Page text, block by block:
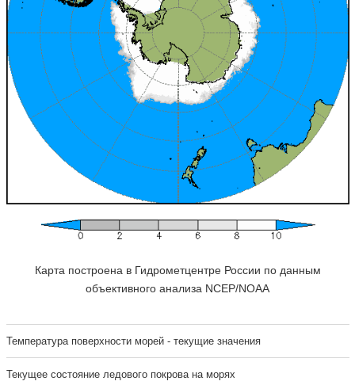
Карта построена в Гидрометцентре России по данным
объективного анализа NCEP/NOAA
Температура поверхности морей - текущие значения
Текущее состояние ледового покрова на морях